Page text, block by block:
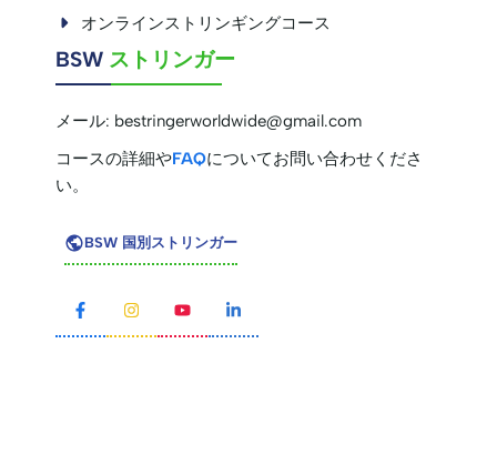
オンラインストリンギングコース
BSW ストリンガー
メール: bestringerworldwide@gmail.com
コースの詳細やFAQについてお問い合わせくださ
い。
BSW 国別ストリンガー